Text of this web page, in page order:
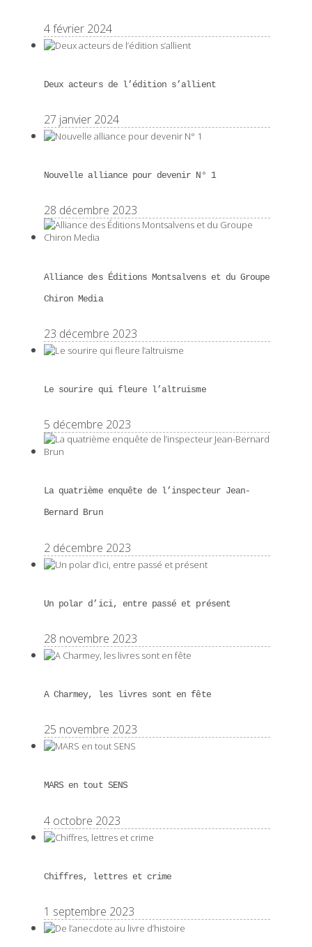
4 février 2024
Deux acteurs de l’édition s’allient
27 janvier 2024
Nouvelle alliance pour devenir N° 1
28 décembre 2023
Alliance des Éditions Montsalvens et du Groupe
Chiron Media
23 décembre 2023
Le sourire qui fleure l’altruisme
5 décembre 2023
La quatrième enquête de l’inspecteur Jean-
Bernard Brun
2 décembre 2023
Un polar d’ici, entre passé et présent
28 novembre 2023
A Charmey, les livres sont en fête
25 novembre 2023
MARS en tout SENS
4 octobre 2023
Chiffres, lettres et crime
1 septembre 2023